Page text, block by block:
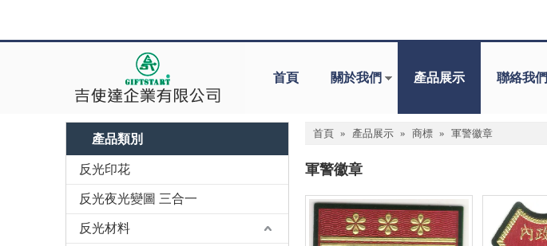
首頁 關於我們 產品展示 聯絡我們
產品類別
反光印花
反光夜光變圖 三合一
反光材料
首頁 » 產品展示 » 商標 » 軍警徽章
軍警徽章